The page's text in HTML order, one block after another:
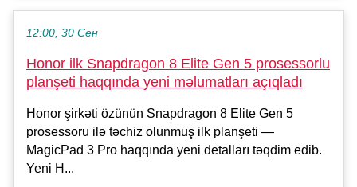
12:00, 30 Сен
Honor ilk Snapdragon 8 Elite Gen 5 prosessorlu
planşeti haqqında yeni məlumatları açıqladı
Honor şirkəti özünün Snapdragon 8 Elite Gen 5
prosessoru ilə təchiz olunmuş ilk planşeti —
MagicPad 3 Pro haqqında yeni detalları təqdim edib.
Yeni H...